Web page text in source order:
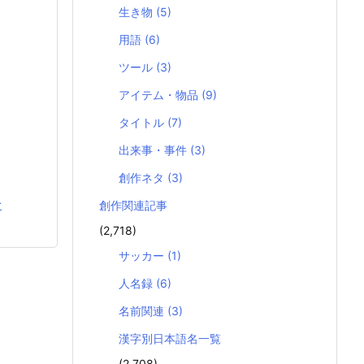
生き物 (5)
用語 (6)
ツール (3)
アイテム・物品 (9)
タイトル (7)
出来事・事件 (3)
創作ネタ (3)
創作関連記事
(2,718)
サッカー (1)
人名録 (6)
名前関連 (3)
漢字別日本語名一覧